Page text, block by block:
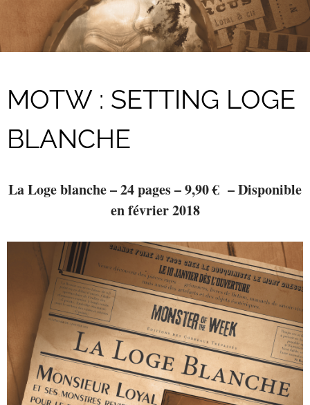
MOTW : SETTING LOGE
BLANCHE
La Loge blanche – 24 pages – 9,90 € – Disponible
en février 2018